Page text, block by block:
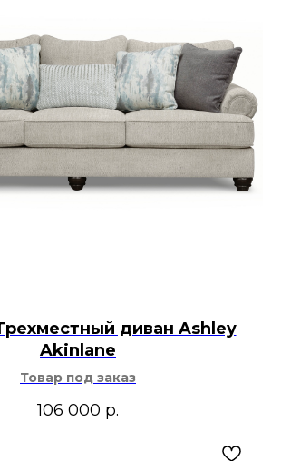
диван Ashley
Akinlane
Товар под заказ
106 000 р.